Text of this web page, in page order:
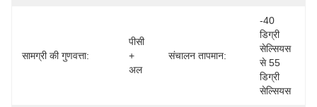
सामग्री की गुणवत्ता:
पीसी
+
अल
संचालन तापमान:
-40
डिग्री
सेल्सियस
से 55
डिग्री
सेल्सियस